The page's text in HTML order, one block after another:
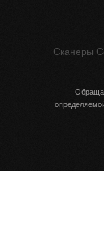
Сканеры